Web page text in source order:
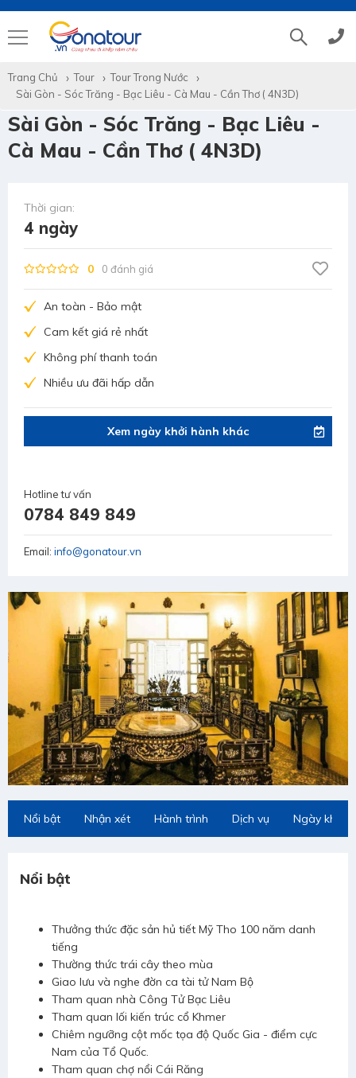
Tổng đài (028)39 14 18 18
Hotline tour nước ngoài 0786 711 611
Hotine CSKH
Hotline tư vấn dịch vụ 0784 849 849
Trang Chủ Tour
Tour Trong Nước
Sài Gòn - Sóc Trăng - Bạc Liêu - Cà Mau - Cần Thơ ( 4N3D)
Sài Gòn - Sóc Trăng - Bạc Liêu -
Cà Mau - Cần Thơ ( 4N3D)
Thời gian:
4 ngày
0 0 đánh giá
An toàn - Bảo mật
Cam kết giá rẻ nhất
Không phí thanh toán
Nhiều ưu đãi hấp dẫn
Xem ngày khởi hành khác
Hotline tư vấn
0784 849 849
Email: info@gonatour.vn
Nổi bật Nhận xét Hành trình Dịch vụ Ngày khởi
Nổi bật
Thưởng thức đặc sản hủ tiết Mỹ Tho 100 năm danh
tiếng
Thường thức trái cây theo mùa
Giao lưu và nghe đờn ca tài tử Nam Bộ
Tham quan nhà Công Tử Bạc Liêu
Tham quan lối kiến trúc cổ Khmer
Chiêm ngưỡng cột mốc tọa độ Quốc Gia - điểm cực
Nam của Tổ Quốc.
Tham quan chợ nổi Cái Răng